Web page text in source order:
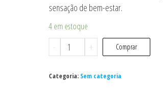
sensação de bem-estar.
4 em estoque
-
SHAMPOO
SUAVE
MURIEL
+ Comprar
Categoria: Sem categoria